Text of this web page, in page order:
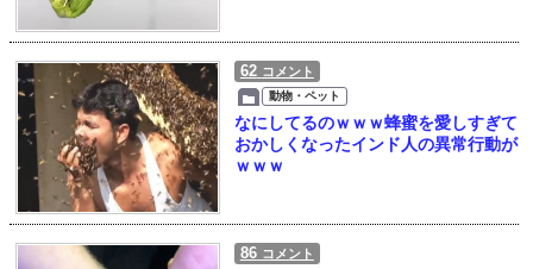
62 コメント
動物・ペット
なにしてるのｗｗｗ蜂蜜を愛しすぎて
おかしくなったインド人の異常行動が
ｗｗｗ
86 コメント